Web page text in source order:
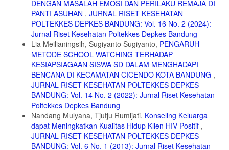
pandemics: How will COVID-19 and global trends in physical inactivity
and sedentary behavior affect one another? Prog Cardiovasc Dis.
2021;64:108-110. doi:10.1016/j.pcad.2020.04.005
15. Caron F, Otis J, Pilote F. Evaluation of an AIDS Peer Education
Program on Multiethnic Adolescents Attending an Urban High School
in Quebec, Canada. J HIV/AIDS Prev Educ Adolesc Child.
1998;2(1):31-53. doi:https://doi.org/10.1300/J129v02n01_03
16. Zheng C, Huang WY, Sheridan S, Sit CHP, Chen XK, Wong SHS.
COVID-19 Pandemic Brings a Sedentary Lifestyle in Young Adults : A
Cross-Sectional and Longitudinal Study. Int J Env Res Public Heal.
2020;17(17):6035. doi:10.3390/ijerph17176035
17. Amir C, Safei I, Basri RPL, Latief S, Abdullah RPI. Narrative
Review: Gambaran Aktivitas Fisik Mahasiswa Saat Pembelajaran
Daring pada Masa Pandemi Covid-19. Fakumi Med J J Mhs Kedokt.
2022;2(11):759-768. doi:10.33096/fmj.v2i11.137
DENGAN MASALAH EMOSI DAN PERILAKU REMAJA DI
PANTI ASUHAN , JURNAL RISET KESEHATAN
POLTEKKES DEPKES BANDUNG: Vol. 16 No. 2 (2024):
Jurnal Riset Kesehatan Poltekkes Depkes Bandung
Lia Meilianingsih, Sugiyanto Sugiyanto, PENGARUH
METODE SCHOOL WATCHING TERHADAP
KESIAPSIAGAAN SISWA SD DALAM MENGHADAPI
BENCANA DI KECAMATAN CICENDO KOTA BANDUNG ,
JURNAL RISET KESEHATAN POLTEKKES DEPKES
BANDUNG: Vol. 14 No. 2 (2022): Jurnal Riset Kesehatan
Poltekkes Depkes Bandung
Nandang Mulyana, Tjutju Rumijati, Konseling Keluarga
dapat Meningkatkan Kualitas Hidup Klien HIV Positif ,
JURNAL RISET KESEHATAN POLTEKKES DEPKES
BANDUNG: Vol. 6 No. 1 (2013): Jurnal Riset Kesehatan